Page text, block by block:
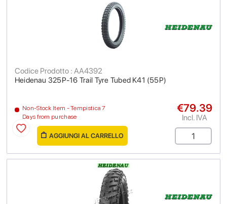
Heidenau 325P-16 Trail Tyre Tubed K41 (55P)
Codice Prodotto : AA4392
Non-Stock Item - Tempistica 7
Days from purchase
€79.39
Incl. IVA
AGGIUNGI AL CARRELLO